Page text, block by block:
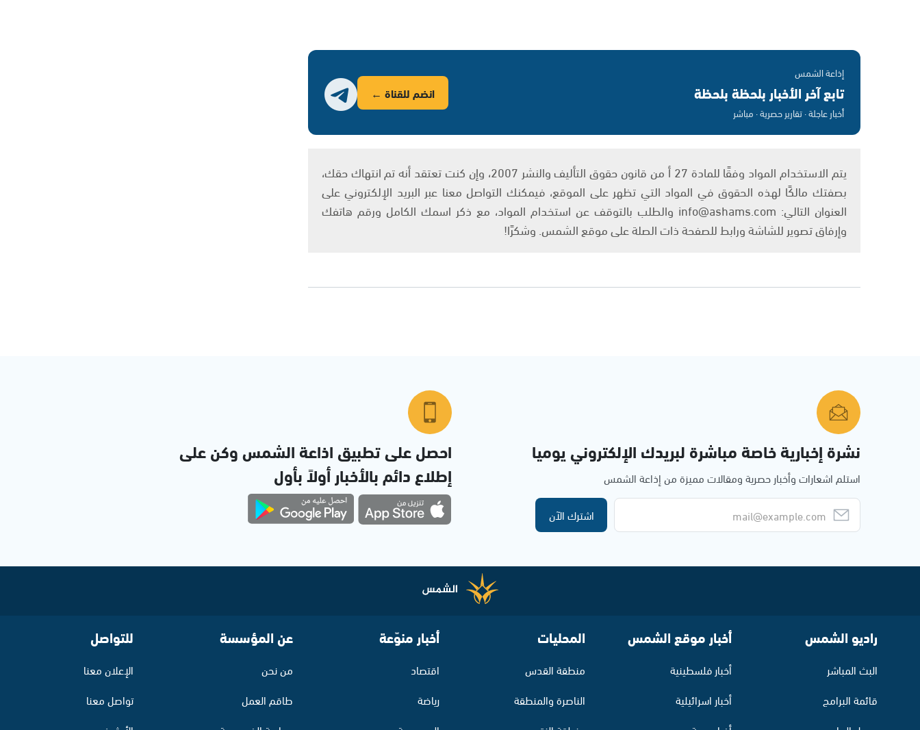
إذاعة الشمس
تابع آخر الأخبار بلحظة بلحظة
أخبار عاجلة · تقارير حصرية · مباشر
انضم للقناة ←
يتم الاستخدام المواد وفقًا للمادة 27 أ من قانون حقوق التأليف والنشر 2007، وإن كنت تعتقد أنه تم انتهاك حقك،
بصفتك مالكًا لهذه الحقوق في المواد التي تظهر على الموقع، فيمكنك التواصل معنا عبر البريد الإلكتروني على
العنوان التالي: info@ashams.com والطلب بالتوقف عن استخدام المواد، مع ذكر اسمك الكامل ورقم هاتفك
وإرفاق تصوير للشاشة ورابط للصفحة ذات الصلة على موقع الشمس. وشكرًا!
نشرة إخبارية خاصة مباشرة لبريدك الإلكتروني يوميا
استلم اشعارات وأخبار حصرية ومقالات مميزة من إذاعة الشمس
اشترك الآن
احصل على تطبيق اذاعة الشمس وكن على
إطلاع دائم بالأخبار أولاً بأول
راديو الشمس
البث المباشر
قائمة البرامج
أخبار موقع الشمس
أخبار فلسطينية
أخبار اسرائيلية
المحليات
منطقة القدس
الناصرة والمنطقة
أخبار منوّعة
اقتصاد
رياضة
عن المؤسسة
من نحن
طاقم العمل
للتواصل
الإعلان معنا
تواصل معنا